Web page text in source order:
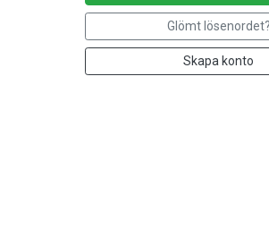
Glömt
Skapa konto